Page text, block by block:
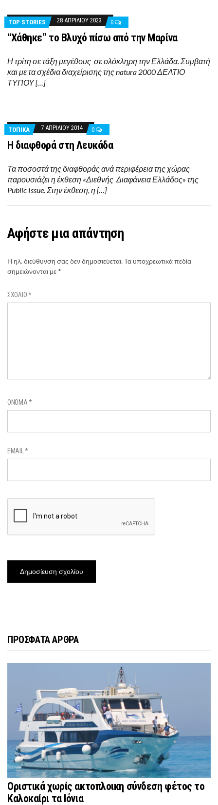
TOP STORIES 28 ΑΠΡΙΛΊΟΥ 2023 0
“Χάθηκε” το Βλυχό πίσω από την Μαρίνα
Η τρίτη σε τάξη μεγέθους σε ολόκληρη την Ελλάδα. Συμβατή
και με τα σχέδια διαχείρισης της natura 2000 ΔΕΛΤΙΟ
ΤΥΠΟΥ […]
ΤΟΠΙΚΑ 7 ΑΠΡΙΛΊΟΥ 2014 0
Η διαφθορά στη Λευκάδα
Τα ποσοστά της διαφθοράς ανά περιφέρεια της χώρας
παρουσιάζει η έκθεση «Διεθνής Διαφάνεια Ελλάδος» της
Public Issue. Στην έκθεση, η […]
Αφήστε μια απάντηση
Η ηλ. διεύθυνση σας δεν δημοσιεύεται.Τα υποχρεωτικά πεδία
σημειώνονται με *
ΣΧΌΛΙΟ*
ΌΝΟΜΑ*
EMAIL*
ΠΡΟΣΦΑΤΑ ΑΡΘΡΑ
Οριστικά χωρίς ακτοπλοικη σύνδεση φέτος το
Καλοκαίρι τα Ιόνια